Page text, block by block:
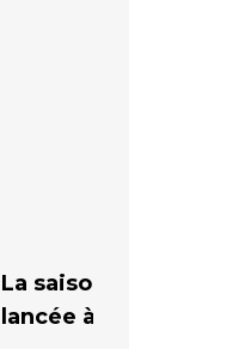
La saison des
lancée à Ottawa.